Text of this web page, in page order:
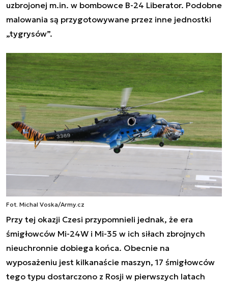
uzbrojonej m.in. w bombowce B-24 Liberator. Podobne
malowania są przygotowywane przez inne jednostki
„tygrysów”.
Fot. Michal Voska/Army.cz
Przy tej okazji Czesi przypomnieli jednak, że era
śmigłowców Mi-24W i Mi-35 w ich siłach zbrojnych
nieuchronnie dobiega końca. Obecnie na
wyposażeniu jest kilkanaście maszyn, 17 śmigłowców
tego typu dostarczono z Rosji w pierwszych latach